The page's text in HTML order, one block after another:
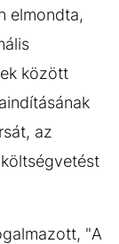
elmondta,
között
az
"A